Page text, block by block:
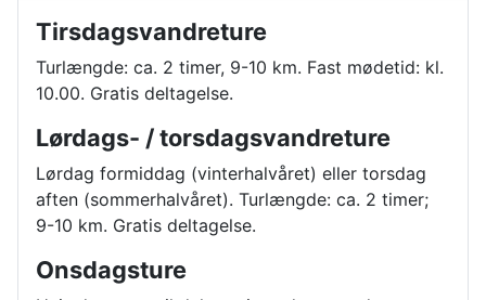
Tirsdagsvandreture
Turlængde: ca. 2 timer, 9-10 km. Fast mødetid: kl.
10.00. Gratis deltagelse.
Lørdags- / torsdagsvandreture
Lørdag formiddag (vinterhalvåret) eller torsdag
aften (sommerhalvåret). Turlængde: ca. 2 timer;
9-10 km. Gratis deltagelse.
Onsdagsture